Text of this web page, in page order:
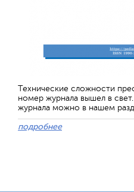
Технические сложности
номер журнала вышел в
журнала можно в нашем
подробнее